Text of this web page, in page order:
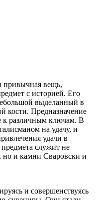
привычная вещь,
с историей. Его
выделанный в
кости. Предназначение
к различным ключам. В
на удачу, и
удачи в
служит не
но и камни Сваровски и
и совершенствуясь